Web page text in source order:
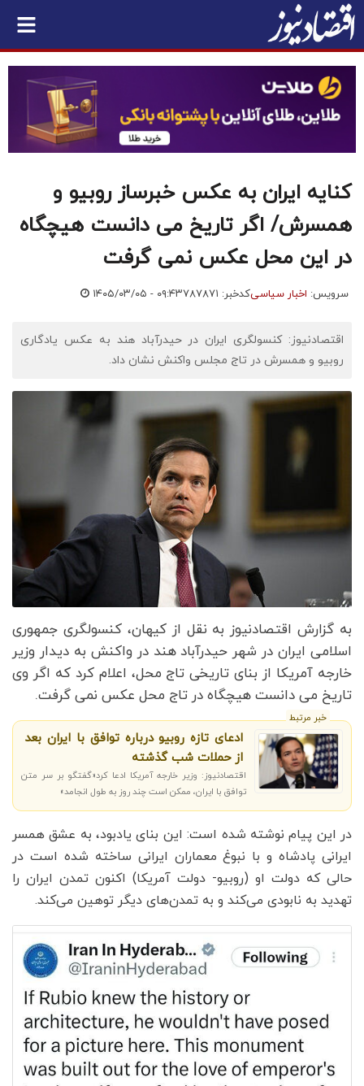
کنایه ایران به عکس خبرساز روبیو و
همسرش/ اگر تاریخ می دانست هیچگاه
در این محل عکس نمی گرفت
سرویس: اخبار سیاسیکدخبر: ۷۸۷۸۷۱ ۱۴۰۵/۰۳/۰۵ - ۰۹:۴۳
اقتصادنیوز: کنسولگری ایران در حیدرآباد هند به عکس یادگاری
روبیو و همسرش در تاج مجلس واکنش نشان داد.
به گزارش اقتصادنیوز به نقل از کیهان، کنسولگری جمهوری
اسلامی ایران در شهر حیدرآباد هند در واکنش به دیدار وزیر
خارجه آمریکا از بنای تاریخی تاج محل، اعلام کرد که اگر وی
تاریخ می دانست هیچگاه در تاج محل عکس نمی گرفت.
خبر مرتبط
ادعای تازه روبیو درباره توافق با ایران بعد
از حملات شب گذشته
اقتصادنیوز: وزیر خارجه آمریکا ادعا کرد«گفتگو بر سر متن
توافق با ایران، ممکن است چند روز به طول انجامد»
در این پیام نوشته شده است: این بنای یادبود، به عشق همسر
ایرانی پادشاه و با نبوغ معماران ایرانی ساخته شده است در
حالی که دولت او (روبیو- دولت آمریکا) اکنون تمدن ایران را
تهدید به نابودی می‌کند و به تمدن‌های دیگر توهین می‌کند.